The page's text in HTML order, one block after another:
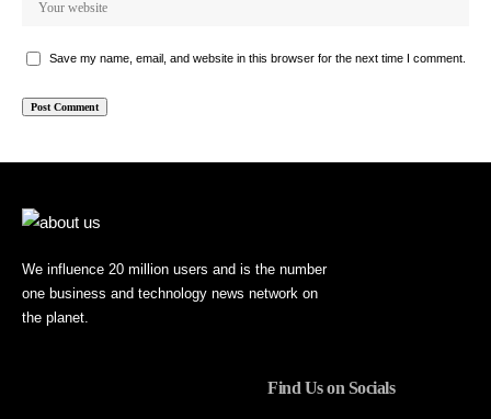
Save my name, email, and website in this browser for the next time I comment.
We influence 20 million users and is the number
one business and technology news network on
the planet.
Find Us on Socials